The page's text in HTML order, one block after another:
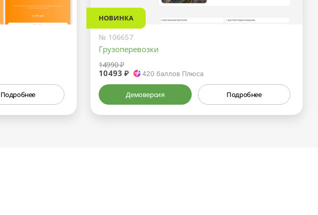
Подробнее
НОВИНКА
№ 106657
Грузоперевозки
14990 ₽
10493 ₽ 420баллов Плюса
Демоверсия Подробнее